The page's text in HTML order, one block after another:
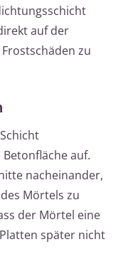
auf der
zu
auf.
nacheinander,
Mörtels zu
der Mörtel eine
später nicht